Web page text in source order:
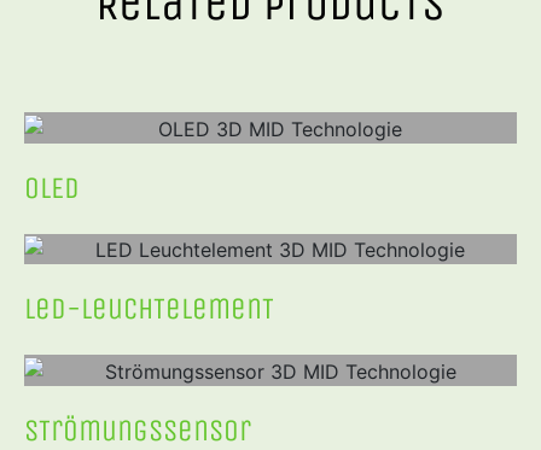
OLED
led-leuchTelemenT
sTrömungssensor